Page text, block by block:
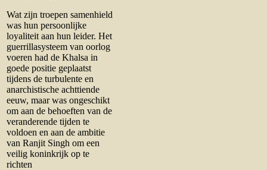
Wat zijn troepen samenhield
was hun persoonlijke
loyaliteit aan hun leider. Het
guerrillasysteem van oorlog
voeren had de Khalsa in
goede positie geplaatst
tijdens de turbulente en
anarchistische achttiende
eeuw, maar was ongeschikt
om aan de behoeften van de
veranderende tijden te
voldoen en aan de ambitie
van Ranjit Singh om een
veilig koninkrijk op te
richten